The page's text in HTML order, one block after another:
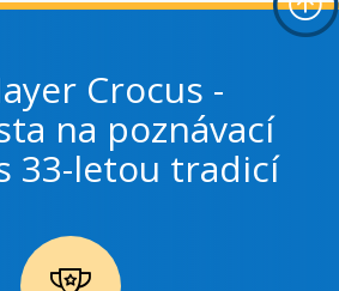
Crocus -
na poznávací
33-letou tradicí